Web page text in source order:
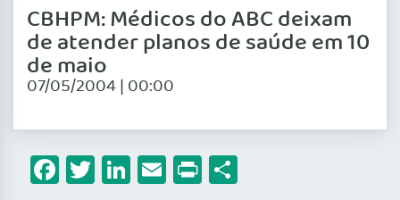
CBHPM: Médicos do ABC deixam
de atender planos de saúde em 10
de maio
07/05/2004 | 00:00
Facebook
Twitter
LinkedIn
Email
Print